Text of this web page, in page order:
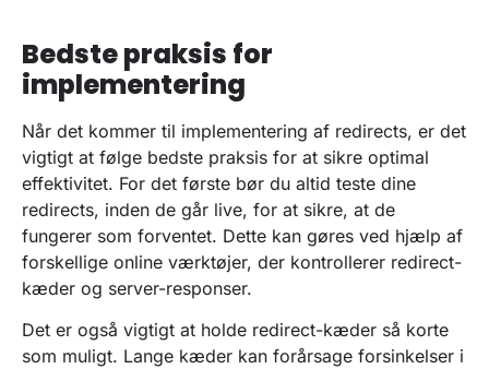
Bedste praksis for
implementering
Når det kommer til implementering af redirects, er det
vigtigt at følge bedste praksis for at sikre optimal
effektivitet. For det første bør du altid teste dine
redirects, inden de går live, for at sikre, at de
fungerer som forventet. Dette kan gøres ved hjælp af
forskellige online værktøjer, der kontrollerer redirect-
kæder og server-responser.
Det er også vigtigt at holde redirect-kæder så korte
som muligt. Lange kæder kan forårsage forsinkelser i